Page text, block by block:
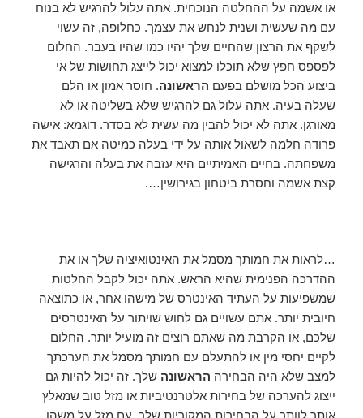
או אשמה על ההחלטה הנוכחית. אתה עלול להרגיש לא בנוח
עם מה שעשית ושנית לנחש את עצמך. כחלופה, זה עשוי
לשקף את הרצון שהחיים שלך יהיו כמו שהיו בעבר. החלום
לפספס חפץ שלא תוכלו למצוא יכול לייצג תחושות של אי
ביצוע הכל מושלם בפעם הראשונה. חוסר אמון או הלם
שעלה בעיה. אתה עלול גם להרגיש שלא בשליטה או לא
מאורגן. אתה לא יכול להבין מה עשית לא בסדר. דוגמא: אישה
פרודה חלמה לשאול אותה על ידי בעלה כמיטה אם תאבד את
משפחתה. בחיים האמיתיים היא עזבה את בעלה והרגישה
קצת אשמה וחסרת ביטחון בגירושין….
…לראות את חמותך מסמל את האינטואיציה שלך או את
ההדרכה הפנימית שהיא הראש. אתה יכול לקבל החלטות
שמשפיעות על העתיד האינטרס של מישהו אחר, או כתוצאה
חיובית יותר. אתם עשויים גם לחוש שויתור על האינטרסים
שלכם, או הקרבת מה שאתם רוצים זה מועיל יותר. החלום
לקיים יחסי מין או להתעלם עם חמותך מסמל את הערכתך
למצב שלא היה הבחירה הראשונה שלך. זה יכול להיות גם
ייצוג להערכה של בחירות אלטרנטיביות או מזל טוב שמאלץ
אותך לוותר על הבחירות המקוריות שלך. עם מזל על משהו